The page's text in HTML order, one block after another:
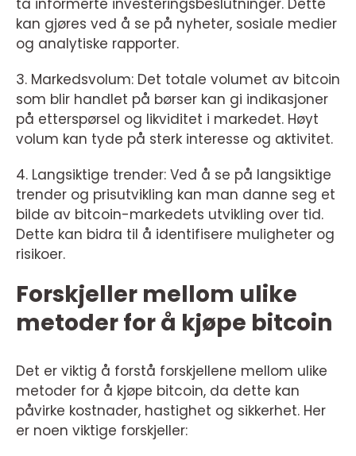
ta informerte investeringsbeslutninger. Dette
kan gjøres ved å se på nyheter, sosiale medier
og analytiske rapporter.
3. Markedsvolum: Det totale volumet av bitcoin
som blir handlet på børser kan gi indikasjoner
på etterspørsel og likviditet i markedet. Høyt
volum kan tyde på sterk interesse og aktivitet.
4. Langsiktige trender: Ved å se på langsiktige
trender og prisutvikling kan man danne seg et
bilde av bitcoin-markedets utvikling over tid.
Dette kan bidra til å identifisere muligheter og
risikoer.
Forskjeller mellom ulike
metoder for å kjøpe bitcoin
Det er viktig å forstå forskjellene mellom ulike
metoder for å kjøpe bitcoin, da dette kan
påvirke kostnader, hastighet og sikkerhet. Her
er noen viktige forskjeller: